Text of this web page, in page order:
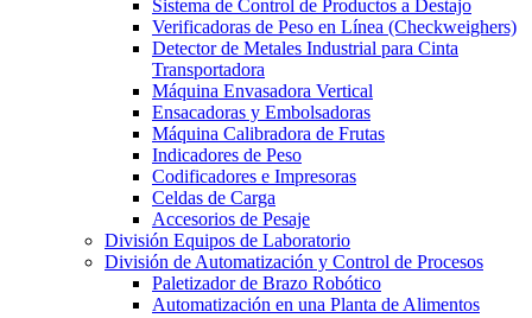
Sistema de Control de Productos a Destajo
Verificadoras de Peso en Línea (Checkweighers)
Detector de Metales Industrial para Cinta
Transportadora
Máquina Envasadora Vertical
Ensacadoras y Embolsadoras
Máquina Calibradora de Frutas
Indicadores de Peso
Codificadores e Impresoras
Celdas de Carga
Accesorios de Pesaje
División Equipos de Laboratorio
División de Automatización y Control de Procesos
Paletizador de Brazo Robótico
Automatización en una Planta de Alimentos